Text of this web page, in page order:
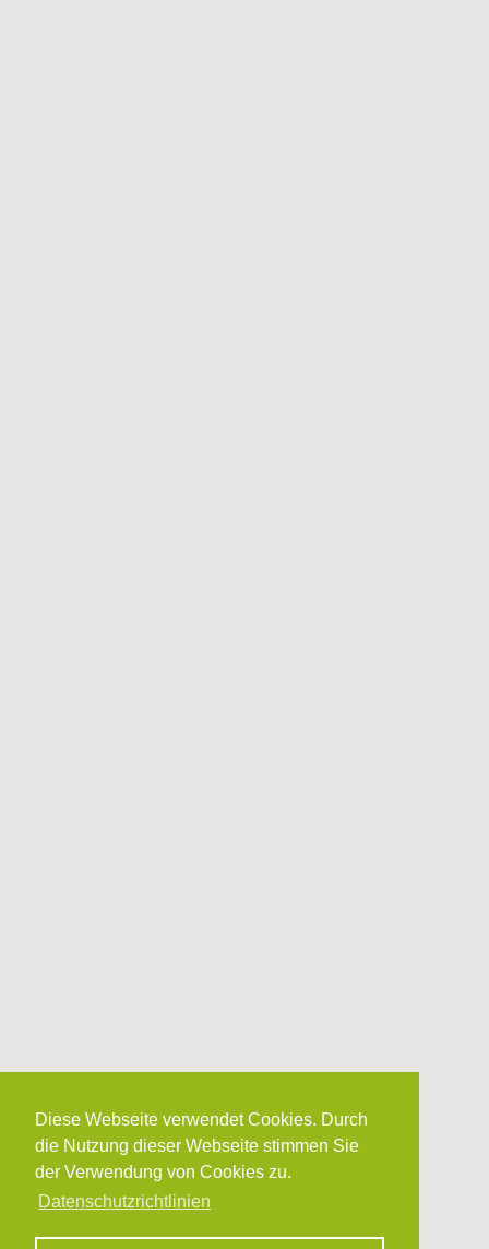
Diese Webseite verwendet Cookies. Durch
die Nutzung dieser Webseite stimmen Sie
der Verwendung von Cookies zu.
Datenschutzrichtlinien